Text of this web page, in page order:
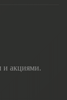
и акциями.